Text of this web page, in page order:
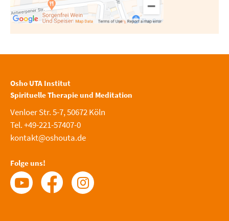
Osho UTA Institut
Spirituelle Therapie und Meditation
Venloer Str. 5-7, 50672 Köln
Tel. +49-221-57407-0
kontakt@oshouta.de
Folge uns!